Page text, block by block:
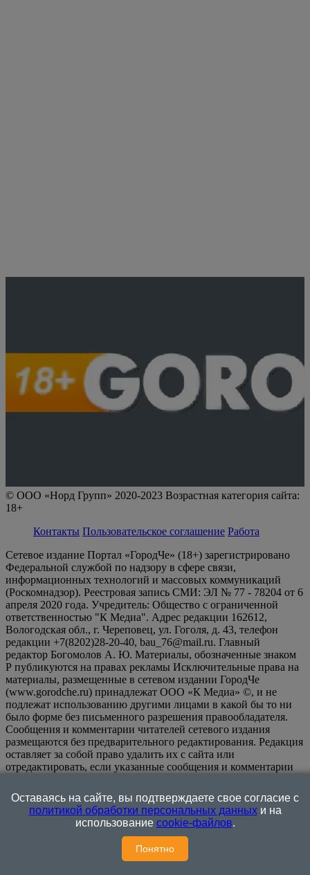
© ООО «Норд Групп» 2020-2023 Возрастная категория сайта:
18+
Контакты Пользовательское соглашение Работа
Сетевое издание Портал «ГородЧе» (18+) зарегистрировано
Федеральной службой по надзору в сфере связи,
информационных технологий и массовых коммуникаций
(Роскомнадзор). Реестровая запись СМИ: ЭЛ № 77 - 78204 от 6
апреля 2020 года. Учредитель: Общество с ограниченной
ответственностью "К Медиа". Адрес редакции 162612,
Вологодская обл., г. Череповец, ул. Гоголя, д. 43, телефон
редакции +7(8202)28-20-40, bau_76@mail.ru. Главный
редактор Богомолов А. Ю. Материалы, обозначенные знаком
Р публикуются на правах рекламы Исключительные права на
материалы, размещенные в сетевом издании ГородЧе
(www.gorodche.ru) принадлежат ООО «К Медиа» ©, и не
подлежат использованию другими лицами в какой бы то ни
было форме без письменного разрешения правообладателя.
Сообщения и комментарии читателей сетевого издания
размещаются без предварительного редактирования. Редакция
оставляет за собой право удалить их с сайта или
отредактировать, если указанные сообщения и комментарии
или нарушением иных требований закона.
информационном ресурсе применяются рекомендательные
технологии (информационные технологии предоставления
информации на основе сбора, систематизации и анализа
сведений, относящихся к предпочтениям пользователей сети
"Интернет", находящихся на территории Российской
Оставаясь на сайте, вы подтверждаете свое согласие с
политикой обработки персональных данныхи на
использование cookie-файлов.
Понятно